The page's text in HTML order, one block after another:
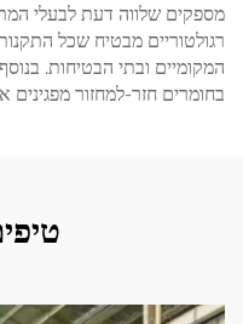
מספקים שלווה דעת לבעלי
רגולטוריים מבטיח שכל
המקומיים ובתי הבטיחות.
בחומרים חזר-למחזור מפגינים